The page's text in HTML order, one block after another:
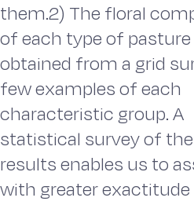
them.2) The floral
of each type of pasture
obtained from a grid
few examples of each
characteristic group. A
statistical survey of
results enables us to
with greater